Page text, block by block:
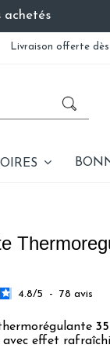
achetés
Livraison offerte
4.8/5 - 78 avis
effet